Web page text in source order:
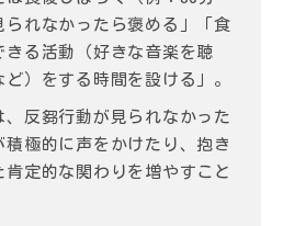
られなかったら褒める」「食
きる活動（好きな音楽を聴
）をする時間を設ける」。
、反芻行動が見られなかった
積極的に声をかけたり、抱き
肯定的な関わりを増やすこと